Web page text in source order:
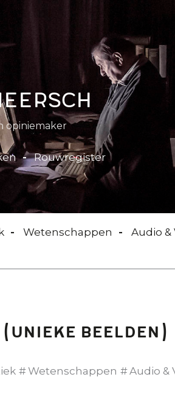
opiniemaker
Rouwregister
Wetenschappen Audio &
(unieke beelden)
Wetenschappen Audio &